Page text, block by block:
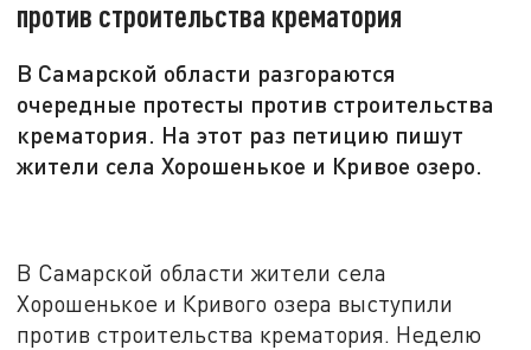
против строительства крематория
В Самарской области разгораются
очередные протесты против строительства
крематория. На этот раз петицию пишут
жители села Хорошенькое и Кривое озеро.
В Самарской области жители села
Хорошенькое и Кривого озера выступили
против строительства крематория. Неделю